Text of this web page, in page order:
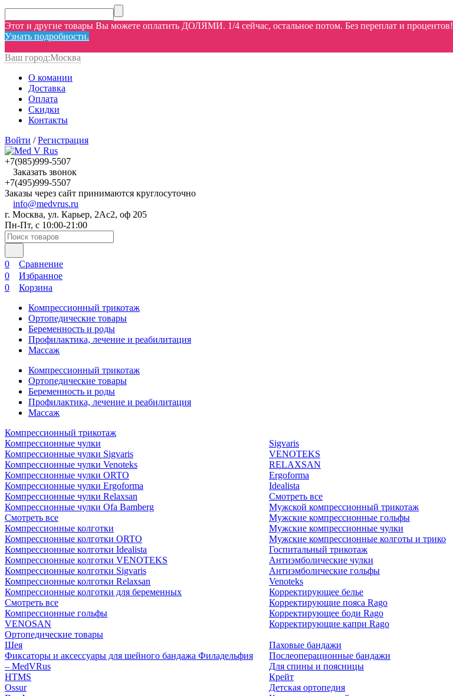
Этот и другие товары Вы можете оплатить ДОЛЯМИ. 1/4 сейчас, остальное потом. Без переплат и процентов!
Узнать подробности.
Ваш город:Москва
О комании
Доставка
Оплата
Скидки
Контакты
Войти /Регистрация
+7(985)999-5507
Заказать звонок
+7(495)999-5507
Заказы через сайт принимаются круглосуточно
info@medvrus.ru
г. Москва, ул. Карьер, 2Ас2, оф 205
Пн-Пт, с 10:00-21:00
0
Сравнение
0
Избранное
0
Корзина
Компрессионный трикотаж
Ортопедические товары
Беременность и роды
Профилактика, лечение и реабилитация
Массаж
Компрессионный трикотаж
Ортопедические товары
Беременность и роды
Профилактика, лечение и реабилитация
Массаж
Компрессионный трикотаж
Компрессионные чулки
Компрессионные чулки Sigvaris
Компрессионные чулки Venoteks
Компрессионные чулки ORTO
Компрессионные чулки Ergoforma
Компрессионные чулки Relaxsan
Компрессионные чулки Ofa Bamberg
Смотреть все
Компрессионные колготки
Компрессионные колготки ORTO
Компрессионные колготки Idealista
Компрессионные колготки VENOTEKS
Компрессионные колготки Sigvaris
Компрессионные колготки Relaxsan
Компрессионные колготки для беременных
Смотреть все
Компрессионные гольфы
VENOSAN
Sigvaris
VENOTEKS
RELAXSAN
Ergoforma
Idealista
Смотреть все
Мужской компрессионный трикотаж
Мужские компрессионные гольфы
Мужские компрессионные чулки
Мужские компрессионные колготы и трико
Госпитальный трикотаж
Антиэмболические чулки
Антиэмболические гольфы
Venoteks
Корректирующее белье
Корректирующие пояса Rago
Корректирующее боди Rago
Корректирующие капри Rago
Ортопедические товары
Шея
Фиксаторы и аксессуары для шейного бандажа Филадельфия
– MedVRus
HTMS
Ossur
Паховые бандажи
Послеоперационные бандажи
Для спины и поясницы
Крейт
Детская ортопедия